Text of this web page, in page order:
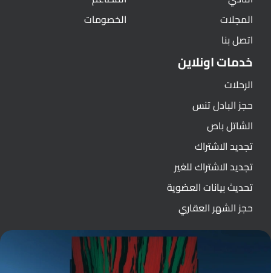
المجلات
اتصل بنا
الخصومات
خدمات اونلاين
الرحلات
حجز البادل تنس
الشاتل باص
تجديد الاشتراك
تجديد الاشتراك للغير
تحديث بيانات العضوية
حجز الشهر العقاري